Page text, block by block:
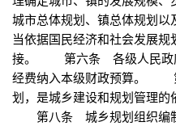
城市总体规划、镇总体规划
当依据国民经济和社会发展
接。 第六条 各级人民政府
经费纳入本级财政预算。
划，是城乡建设和规划管理的
第八条 城乡规划组织编制